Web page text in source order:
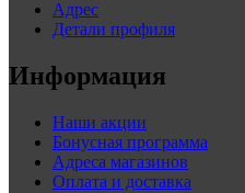
Адрес
Детали профиля
Информация
Наши акции
Бонусная программа
Адреса магазинов
Оплата и доставка